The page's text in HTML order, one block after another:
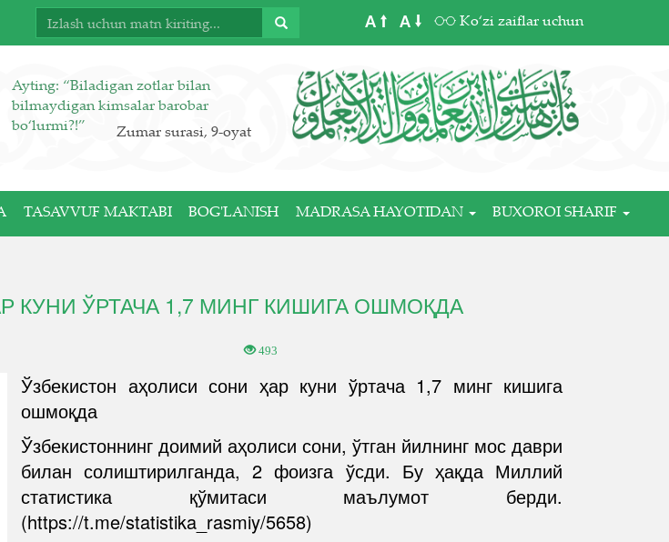
A A Ko‘zi zaiflar uchun
Ayting: “Biladigan zotlar bilan
bilmaydigan kimsalar barobar
bo‘lurmi?!”
Zumar surasi, 9-oyat
TASAVVUF MAKTABI BOG'LANISH MADRASA HAYOTIDAN BUXOROI SHARIF
КУНИ ЎРТАЧА 1,7 МИНГ КИШИГА ОШМОҚДА
493
Ўзбекистон аҳолиси сони ҳар куни ўртача 1,7 минг кишига
ошмоқда
Ўзбекистоннинг доимий аҳолиси сони, ўтган йилнинг мос даври
билан солиштирилганда, 2 фоизга ўсди. Бу ҳақда Миллий
статистика қўмитаси маълумот берди.
(https://t.me/statistika_rasmiy/5658)